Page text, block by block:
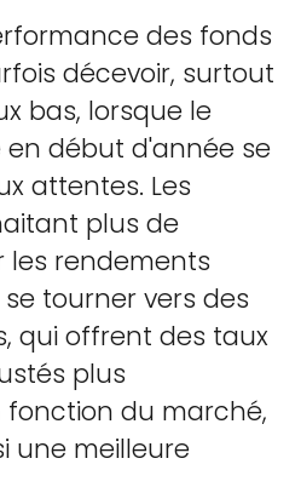
des fonds
décevoir, surtout
bas, lorsque le
début d'année se
attentes. Les
plus de
rendements
tourner vers des
qui offrent des taux
plus
du marché,
une meilleure